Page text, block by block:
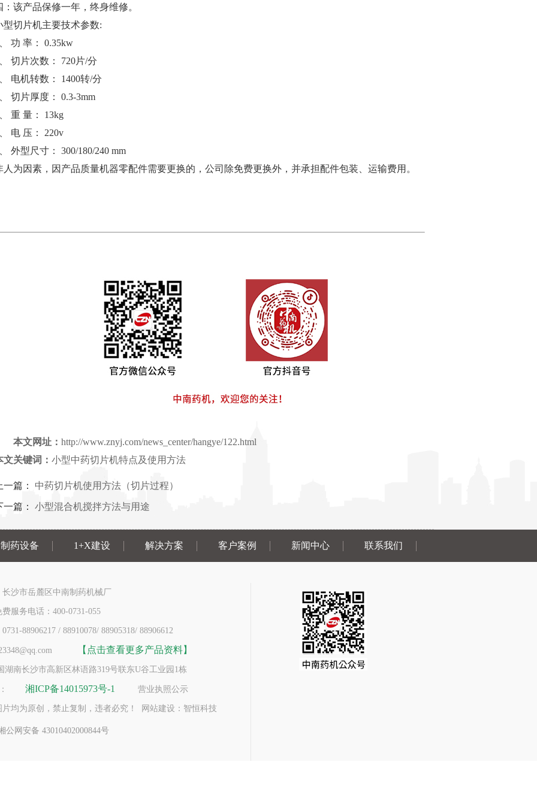
：该产品保修一年，终身维修。
型切片机主要技术参数:
功 率： 0.35kw
切片次数： 720片/分
电机转数： 1400转/分
切片厚度： 0.3-3mm
重 量： 13kg
电 压： 220v
外型尺寸： 300/180/240 mm
人为因素，因产品质量机器零配件需要更换的，公司除免费更换外，并承担配件包装、运输费用。
本文网址： http://www.znyj.com/news_center/hangye/122.html
文关键词： 小型中药切片机特点及使用方法
一篇： 中药切片机​使用方法（切片过程）
一篇： 小型混合机搅拌方法与用途
制药设备 1+X建设 解决方案 客户案例 新闻中心 联系我们
长沙市岳麓区中南制药机械厂
服务电话：400-0731-055
88906217 / 88910078/ 88905318/ 88906612
【点击查看更多产品资料】
湖南长沙市高新区林语路319号联东U谷工业园1栋
湘ICP备14015973号-1 营业执照公示
片均为原创，禁止复制，违者必究！ 网站建设：智恒科技
公网安备 43010402000844号